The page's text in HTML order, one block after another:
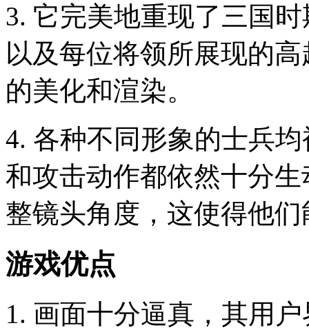
3. 它完美地重现了三国
以及每位将领所展现的
的美化和渲染。
4. 各种不同形象的士兵
和攻击动作都依然十分
整镜头角度，这使得他
游戏优点
1. 画面十分逼真，其用